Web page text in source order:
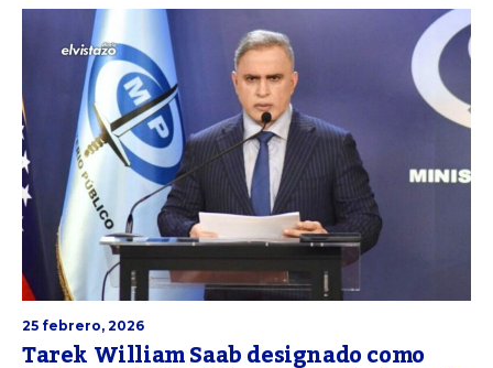
25 febrero, 2026
Tarek William Saab designado como